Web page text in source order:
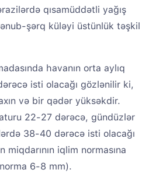
qısamüddətli yağış
şərq küləyi üstünlük təşkil
havanın orta aylıq
isti olacağı gözlənilir ki,
və bir qədər yüksəkdir.
22-27 dərəcə, gündüzlər
38-40 dərəcə isti olacağı
miqdarının iqlim normasına
6-8 mm).